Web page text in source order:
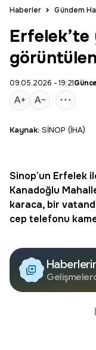
Haberler Gündem
09.05.2026 - 19:21
Kaynak: SİNOP (İHA)
Sinop’un Erfelek
Kanadoğlu
karaca, bir
cep telefonu
Edin